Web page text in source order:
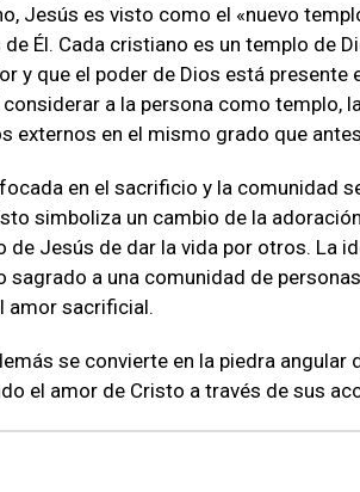
Jesús es visto como el «nuevo
Él. Cada cristiano es un templo de
y que el poder de Dios está presente
a la persona como templo,
externos en el mismo grado que
en el sacrificio y la comunidad
simboliza un cambio de la
de Jesús de dar la vida por otros. La
a una comunidad de
amor sacrificial.
se convierte en la piedra
el amor de Cristo a través de sus